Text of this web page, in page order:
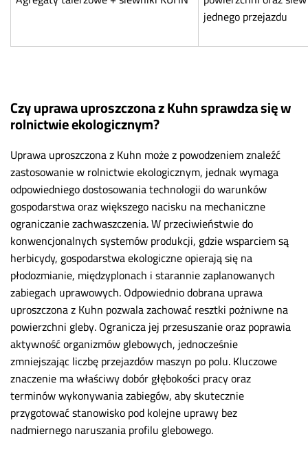
jednego przejazdu
Czy uprawa uproszczona z Kuhn sprawdza się w
rolnictwie ekologicznym?
Uprawa uproszczona z Kuhn może z powodzeniem znaleźć
zastosowanie w rolnictwie ekologicznym, jednak wymaga
odpowiedniego dostosowania technologii do warunków
gospodarstwa oraz większego nacisku na mechaniczne
ograniczanie zachwaszczenia. W przeciwieństwie do
konwencjonalnych systemów produkcji, gdzie wsparciem są
herbicydy, gospodarstwa ekologiczne opierają się na
płodozmianie, międzyplonach i starannie zaplanowanych
zabiegach uprawowych. Odpowiednio dobrana uprawa
uproszczona z Kuhn pozwala zachować resztki pożniwne na
powierzchni gleby. Ogranicza jej przesuszanie oraz poprawia
aktywność organizmów glebowych, jednocześnie
zmniejszając liczbę przejazdów maszyn po polu. Kluczowe
znaczenie ma właściwy dobór głębokości pracy oraz
terminów wykonywania zabiegów, aby skutecznie
przygotować stanowisko pod kolejne uprawy bez
nadmiernego naruszania profilu glebowego.